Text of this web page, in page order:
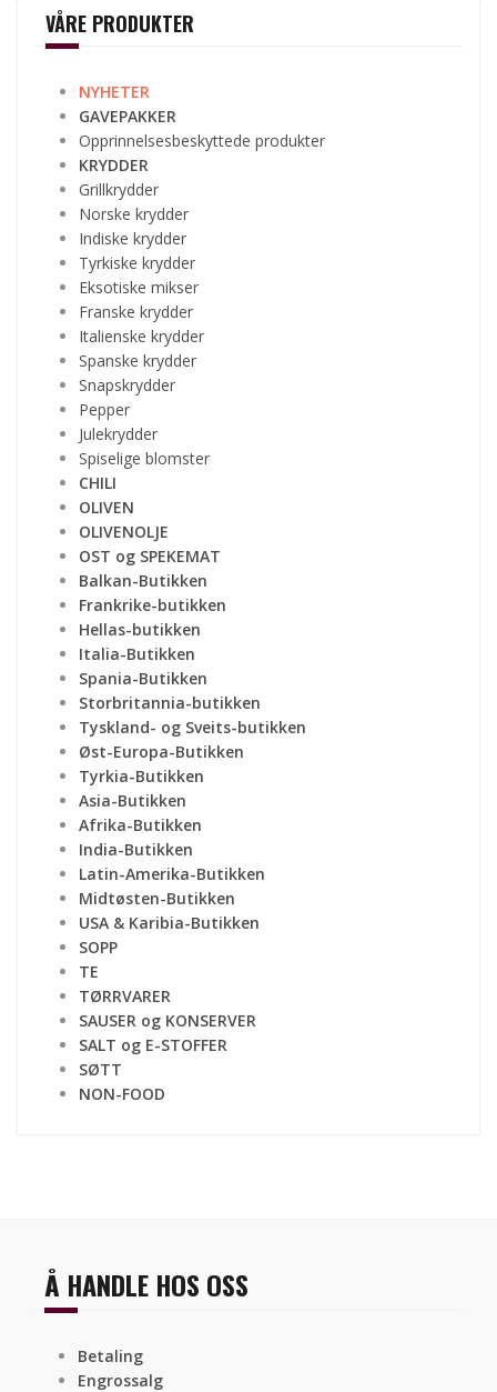
VÅRE PRODUKTER
NYHETER
GAVEPAKKER
Opprinnelsesbeskyttede produkter
KRYDDER
Grillkrydder
Norske krydder
Indiske krydder
Tyrkiske krydder
Eksotiske mikser
Franske krydder
Italienske krydder
Spanske krydder
Snapskrydder
Pepper
Julekrydder
Spiselige blomster
CHILI
OLIVEN
OLIVENOLJE
OST og SPEKEMAT
Balkan-Butikken
Frankrike-butikken
Hellas-butikken
Italia-Butikken
Spania-Butikken
Storbritannia-butikken
Tyskland- og Sveits-butikken
Øst-Europa-Butikken
Tyrkia-Butikken
Asia-Butikken
Afrika-Butikken
India-Butikken
Latin-Amerika-Butikken
Midtøsten-Butikken
USA & Karibia-Butikken
SOPP
TE
TØRRVARER
SAUSER og KONSERVER
SALT og E-STOFFER
SØTT
NON-FOOD
Å HANDLE HOS OSS
Betaling
Engrossalg